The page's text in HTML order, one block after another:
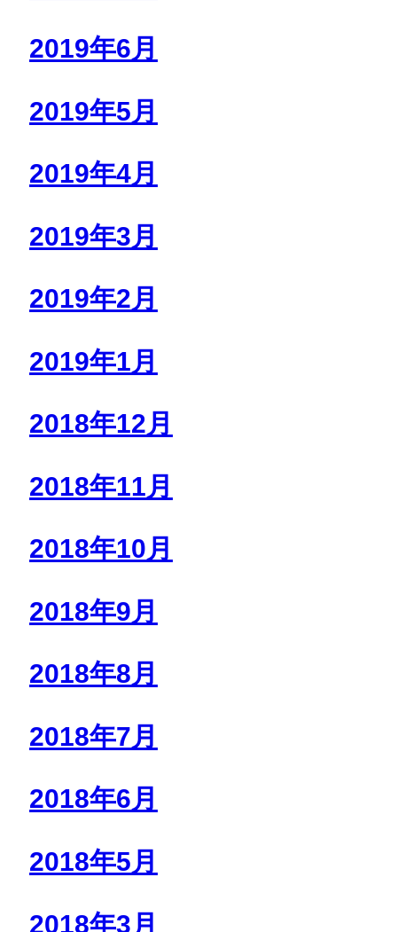
2019年6月
2019年5月
2019年4月
2019年3月
2019年2月
2019年1月
2018年12月
2018年11月
2018年10月
2018年9月
2018年8月
2018年7月
2018年6月
2018年5月
2018年3月